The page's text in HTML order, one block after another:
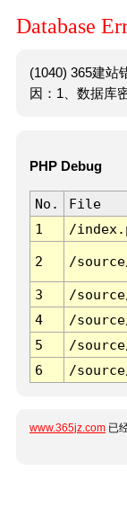
Database
(1040) 365建站
因：1、数据库
PHP Debug
No. File
1
/
2 /
3 /
4
/
5
/
6
/
www.365jz.com 已